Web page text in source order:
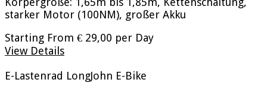
starker Motor (100NM), großer Akku
Starting From € 29,00 per Day
View Details
E-Lastenrad LongJohn E-Bike